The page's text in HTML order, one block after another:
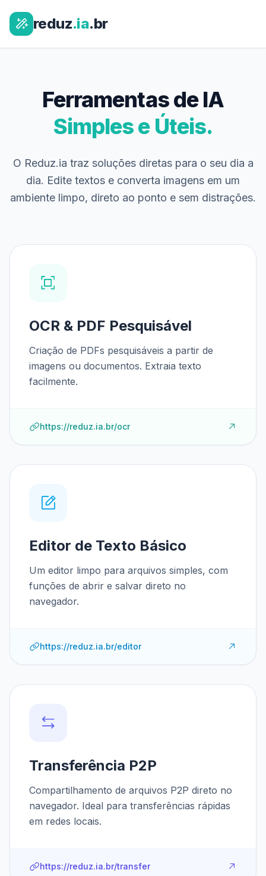
reduz.ia.br
Ferramentas de IA
Simples e Úteis.
O Reduz.ia traz soluções diretas para o seu dia a
dia. Edite textos e converta imagens em um
ambiente limpo, direto ao ponto e sem distrações.
OCR & PDF Pesquisável
Criação de PDFs pesquisáveis a partir de
imagens ou documentos. Extraia texto
facilmente.
https://reduz.ia.br/ocr
Editor de Texto Básico
Um editor limpo para arquivos simples, com
funções de abrir e salvar direto no
navegador.
https://reduz.ia.br/editor
Transferência P2P
Compartilhamento de arquivos P2P direto no
navegador. Ideal para transferências rápidas
em redes locais.
https://reduz.ia.br/transfer